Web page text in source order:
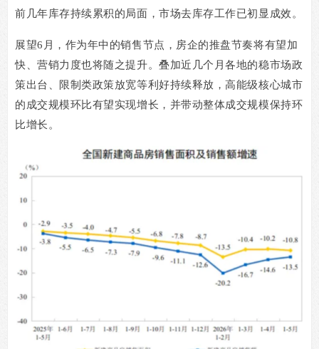
前几年库存持续累积的局面，市场去库存工作已初显成效。
展望6 月，作为年中的销售节点，房企的推盘节奏将有望加
快、营销力度也将随之提升。叠加近几个月各地的稳市场政
策出台、限制类政策放宽等利好持续释放，高能级核心城市
的成交规模环比有望实现增长，并带动整体成交规模保持环
比增长。